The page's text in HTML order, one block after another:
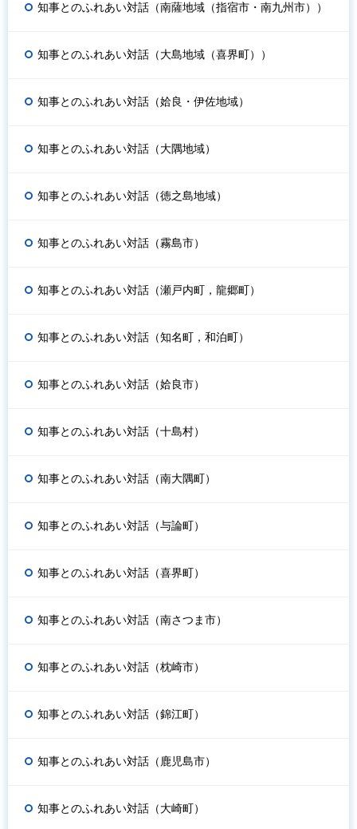
知事とのふれあい対話（南薩地域（指宿市・南九州市））
知事とのふれあい対話（大島地域（喜界町））
知事とのふれあい対話（姶良・伊佐地域）
知事とのふれあい対話（大隅地域）
知事とのふれあい対話（徳之島地域）
知事とのふれあい対話（霧島市）
知事とのふれあい対話（瀬戸内町，龍郷町）
知事とのふれあい対話（知名町，和泊町）
知事とのふれあい対話（姶良市）
知事とのふれあい対話（十島村）
知事とのふれあい対話（南大隅町）
知事とのふれあい対話（与論町）
知事とのふれあい対話（喜界町）
知事とのふれあい対話（南さつま市）
知事とのふれあい対話（枕崎市）
知事とのふれあい対話（錦江町）
知事とのふれあい対話（鹿児島市）
知事とのふれあい対話（大崎町）